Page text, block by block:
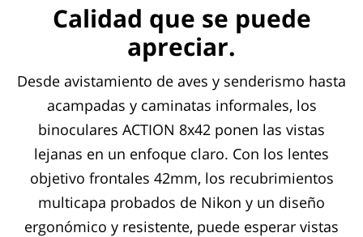
Calidad que se puede
apreciar.
Desde avistamiento de aves y senderismo hasta
acampadas y caminatas informales, los
binoculares ACTION 8x42 ponen las vistas
lejanas en un enfoque claro. Con los lentes
objetivo frontales 42mm, los recubrimientos
multicapa probados de Nikon y un diseño
ergonómico y resistente, puede esperar vistas